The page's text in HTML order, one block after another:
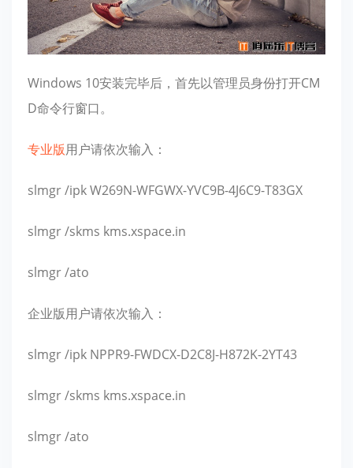
Windows 10安装完毕后，首先以管理员身份打开CM
D命令行窗口。
专业版用户请依次输入：
slmgr /ipk W269N-WFGWX-YVC9B-4J6C9-T83GX
slmgr /skms kms.xspace.in
slmgr /ato
企业版用户请依次输入：
slmgr /ipk NPPR9-FWDCX-D2C8J-H872K-2YT43
slmgr /skms kms.xspace.in
slmgr /ato